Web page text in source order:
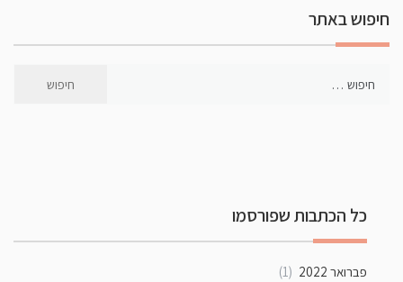
חיפוש באתר
כל הכתבות שפורסמו
פברואר 2022
(1)